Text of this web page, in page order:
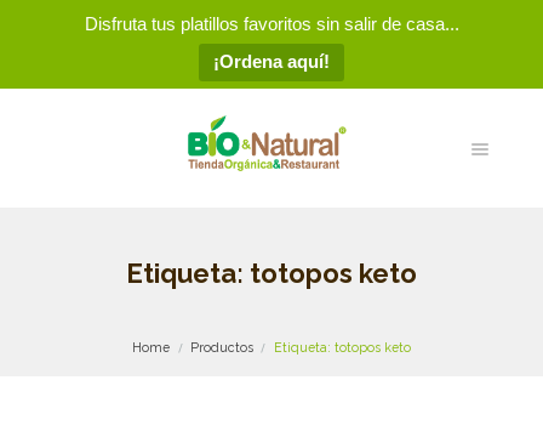
Disfruta tus platillos favoritos sin salir de casa...
¡Ordena aquí!
Etiqueta: totopos keto
Home Productos Etiqueta: totopos keto